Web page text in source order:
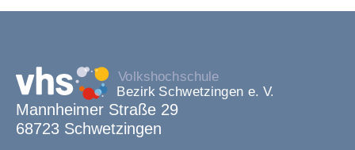
Mannheimer Straße 29
68723 Schwetzingen